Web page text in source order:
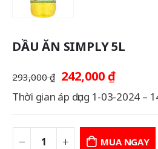
DẦU ĂN SIMPLY 5L
293,000₫ Giá
gốc
là:
293,000 ₫.
242,000 ₫Giá
hiện
tại
là:
Thời gian áp dụng 1-03-2024 –
MUA NGAY